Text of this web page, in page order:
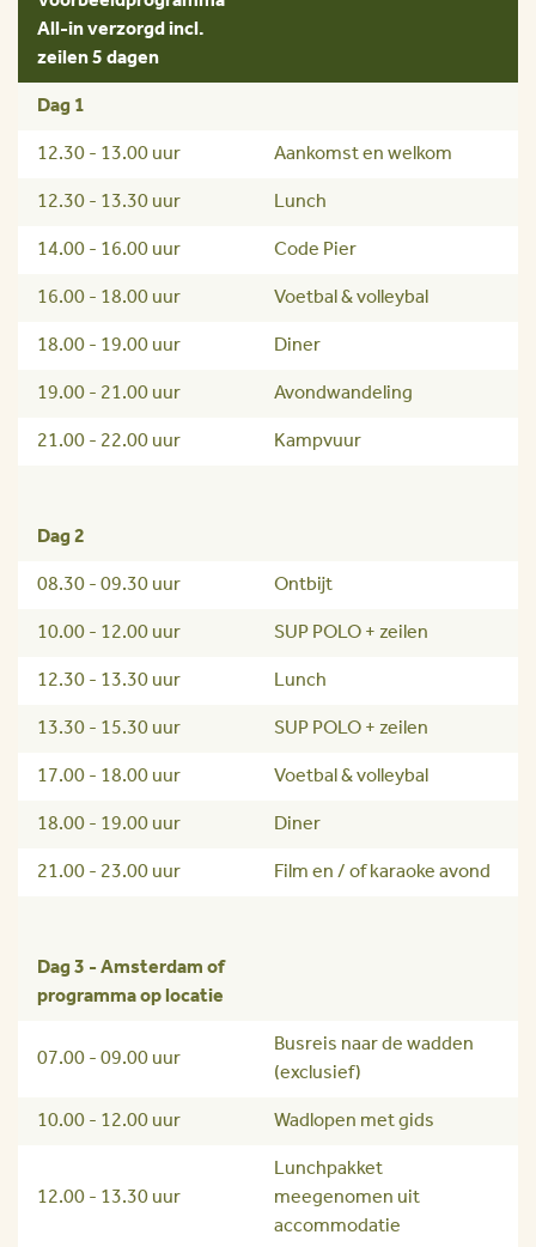
All-in verzorgd incl.
zeilen 5 dagen
Dag 1
12.30 - 13.00 uur
Aankomst en welkom
12.30 - 13.30 uur
Lunch
14.00 - 16.00 uur
Code Pier
16.00 - 18.00 uur
Voetbal & volleybal
18.00 - 19.00 uur
Diner
19.00 - 21.00 uur
Avondwandeling
21.00 - 22.00 uur
Kampvuur
Dag 2
08.30 - 09.30 uur
Ontbijt
10.00 - 12.00 uur
SUP POLO + zeilen
12.30 - 13.30 uur
Lunch
13.30 - 15.30 uur
SUP POLO + zeilen
17.00 - 18.00 uur
Voetbal & volleybal
18.00 - 19.00 uur
Diner
21.00 - 23.00 uur
Film en / of karaoke avond
Dag 3 - Amsterdam of
programma op locatie
07.00 - 09.00 uur
Busreis naar de wadden
(exclusief)
10.00 - 12.00 uur
Wadlopen met gids
12.00 - 13.30 uur
Lunchpakket
meegenomen uit
accommodatie